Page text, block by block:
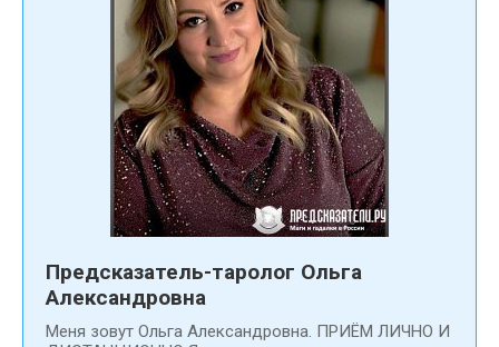
Предсказатель-таролог Ольга
Александровна
Меня зовут Ольга Александровна. ПРИЁМ ЛИЧНО И